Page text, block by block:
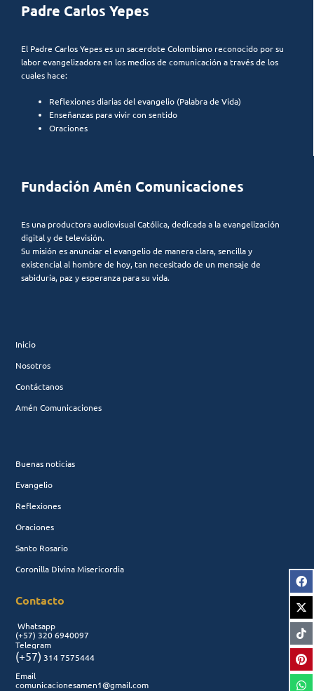
Padre Carlos Yepes
El Padre Carlos Yepes es un sacerdote Colombiano reconocido por su
labor evangelizadora en los medios de comunicación a través de los
cuales hace:
Reflexiones diarias del evangelio (Palabra de Vida)
Enseñanzas para vivir con sentido
Oraciones
Fundación Amén Comunicaciones
Es una productora audiovisual Católica, dedicada a la evangelización
digital y de televisión.
Su misión es anunciar el evangelio de manera clara, sencilla y
existencial al hombre de hoy, tan necesitado de un mensaje de
sabiduría, paz y esperanza para su vida.
Inicio
Nosotros
Contáctanos
Amén Comunicaciones
Buenas noticias
Evangelio
Reflexiones
Oraciones
Santo Rosario
Coronilla Divina Misericordia
Contacto
Whatsapp
(+57) 320 6940097
Telegram
(+57) 314 7575444
Email
comunicacionesamen1@gmail.com